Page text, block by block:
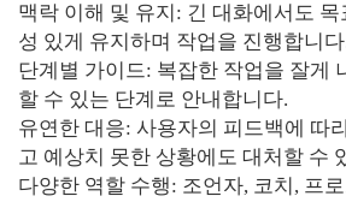
맥락 이해 및 유지: 긴 대화에서도
성 있게 유지하며 작업을 진행합니
단계별 가이드: 복잡한 작업을 잘게
할 수 있는 단계로 안내합니다.
유연한 대응: 사용자의 피드백에 따
고 예상치 못한 상황에도 대처할 수
다양한 역할 수행: 조언자, 코치, 프